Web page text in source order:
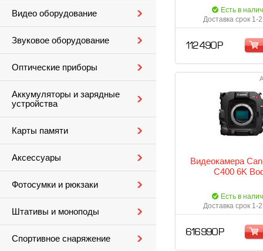
Видео оборудование
Звуковое оборудование
Оптические приборы
Аккумуляторы и зарядные
устройства
Карты памяти
Аксессуары
Фотосумки и рюкзаки
Штативы и моноподы
Спортивное снаряжение
Есть в
Доставка срок 1-
112 490 Р
Видеокамера
C400 6K
Есть в
Доставка срок 1-
616 990 Р